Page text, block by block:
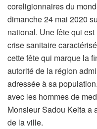
coreligionnaires du
dimanche 24 mai 2020
national. Une fête qui
crise sanitaire
cette fête qui marque la
autorité de la région
adressée à sa
avec les hommes de
Monsieur Sadou Keita
de la ville.